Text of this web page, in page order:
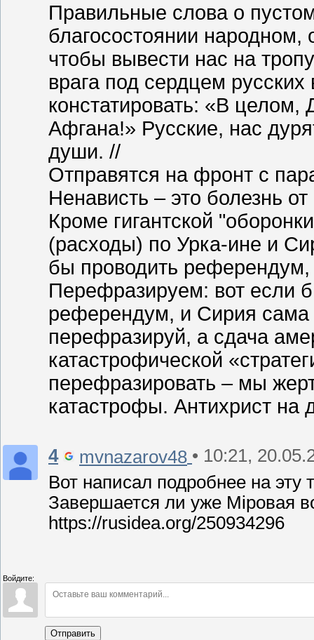
Правильные слова о
благосостоянии народном,
чтобы вывести нас на
врага под сердцем
констатировать: «В целом,
Афгана!» Русские, нас
души. //
Отправятся на фронт с
Ненависть – это болезнь
Кроме гигантской
(расходы) по Урка-ине и
бы проводить
Перефразируем: вот если
референдум, и Сирия сама
перефразируй, а сдача
катастрофической
перефразировать – мы
катастрофы. Антихрист
4 mvnazarov48 • 10:21,
Вот написал подробнее на эту
Завершается ли уже Мiровая
https://rusidea.org/250934296
Войдите:
Отправить